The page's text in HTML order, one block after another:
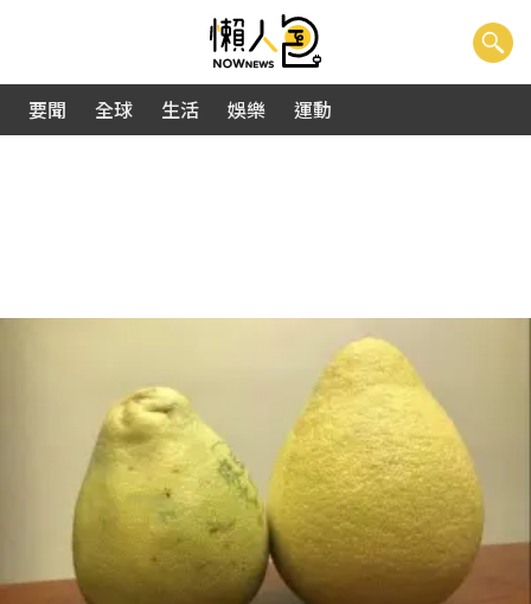
要聞 全球 生活 娛樂 運動